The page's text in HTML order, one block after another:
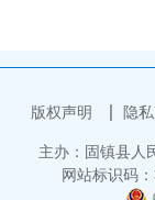
版权声明 隐
主办：固镇县人
网站标识码